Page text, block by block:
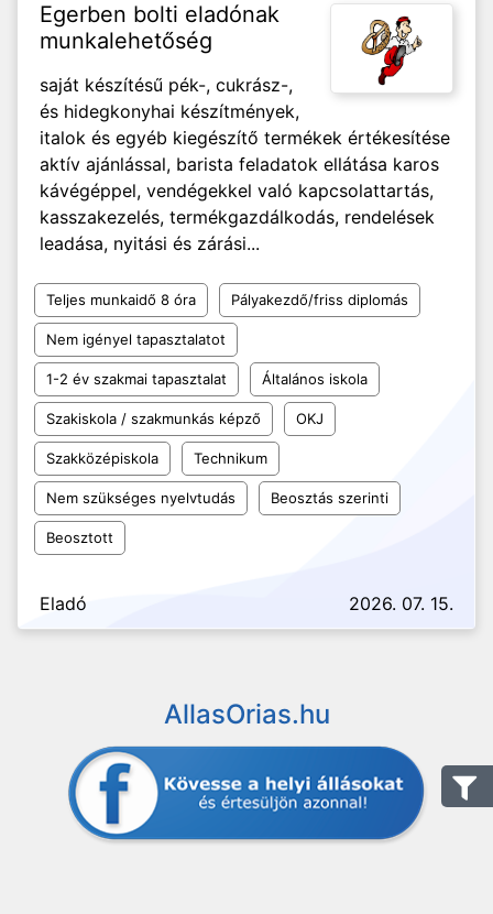
Egerben bolti eladónak
munkalehetőség
saját készítésű pék-, cukrász-,
és hidegkonyhai készítmények,
italok és egyéb kiegészítő termékek értékesítése
aktív ajánlással, barista feladatok ellátása karos
kávégéppel, vendégekkel való kapcsolattartás,
kasszakezelés, termékgazdálkodás, rendelések
leadása, nyitási és zárási...
Teljes munkaidő 8 óra Pályakezdő/friss diplomás
Nem igényel tapasztalatot
1-2 év szakmai tapasztalat Általános iskola
Szakiskola / szakmunkás képző OKJ
Szakközépiskola Technikum
Nem szükséges nyelvtudás Beosztás szerinti
Beosztott
Eladó 2026. 07. 15.
AllasOrias.hu